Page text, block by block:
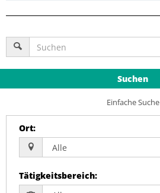
Suchen
Einfache Suche
Ort:
Tätigkeitsbereich: